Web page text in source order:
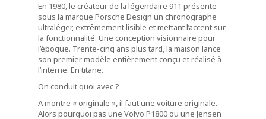
En 1980, le créateur de la légendaire 911 présente
sous la marque Porsche Design un chronographe
ultraléger, extrêmement lisible et mettant l’accent sur
la fonctionnalité. Une conception visionnaire pour
l’époque. Trente-cinq ans plus tard, la maison lance
son premier modèle entièrement conçu et réalisé à
l’interne. En titane.
On conduit quoi avec ?
A montre « originale », il faut une voiture originale.
Alors pourquoi pas une Volvo P1800 ou une Jensen